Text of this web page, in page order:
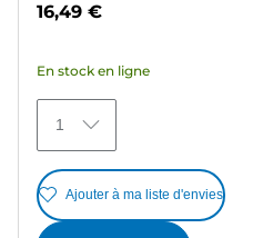
29
avis
16,49 €
En stock en ligne
1
Ajouter à ma liste d'envies